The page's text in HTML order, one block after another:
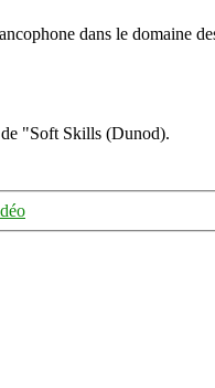
dans le domaine
"Soft Skills (Dunod).